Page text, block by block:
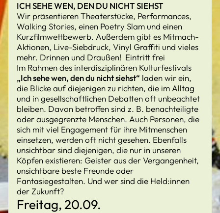
ICH SEHE WEN, DEN DU NICHT SIEHST
Wir präsentieren Theaterstücke, Performances,
Walking Stories, einen Poetry Slam und einen
Kurzfilmwettbewerb. Außerdem gibt es Mitmach-
Aktionen, Live-Siebdruck, Vinyl Graffiti und vieles
mehr. Drinnen und Draußen! Eintritt frei
Im Rahmen des interdisziplinären Kulturfestivals
„Ich sehe wen, den du nicht siehst“ laden wir ein,
die Blicke auf diejenigen zu richten, die im Alltag
und in gesellschaftlichen Debatten oft unbeachtet
bleiben. Davon betroffen sind z. B. benachteiligte
oder ausgegrenzte Menschen. Auch Personen, die
sich mit viel Engagement für ihre Mitmenschen
einsetzen, werden oft nicht gesehen. Ebenfalls
unsichtbar sind diejenigen, die nur in unseren
Köpfen existieren: Geister aus der Vergangenheit,
unsichtbare beste Freunde oder
Fantasiegestalten. Und wer sind die Held:innen
der Zukunft?
Freitag, 20.09.